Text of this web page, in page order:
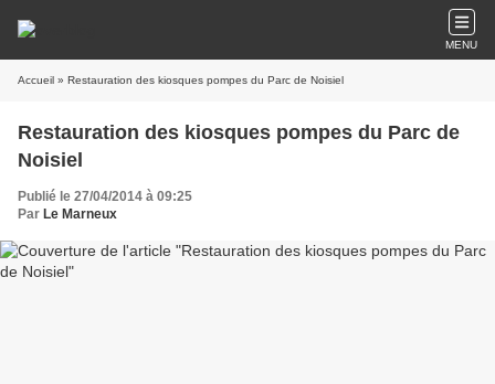
MENU
Accueil » Restauration des kiosques pompes du Parc de Noisiel
Restauration des kiosques pompes du Parc de
Noisiel
Publié le 27/04/2014 à 09:25
Par Le Marneux